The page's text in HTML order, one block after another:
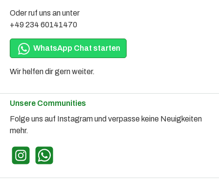
Oder ruf uns an unter
+49 234 60141470
WhatsApp Chat starten
Wir helfen dir gern weiter.
Unsere Communities
Folge uns auf Instagram und verpasse keine Neuigkeiten
mehr.
InstagramWhatsApp